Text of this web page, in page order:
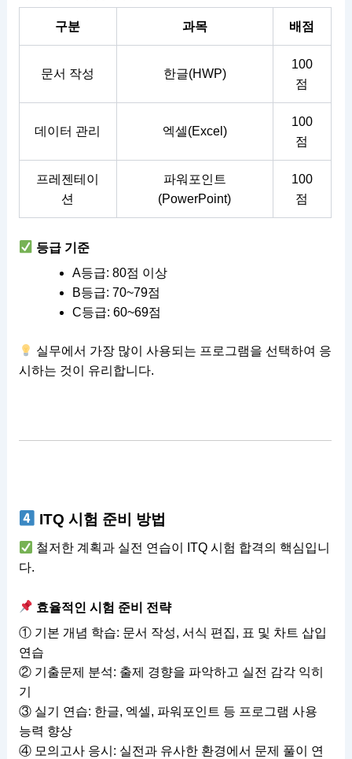
구분 과목 배점
문서 작성 한글(HWP)
100
점
데이터 관리 엑셀(Excel)
100
점
프레젠테이
션
파워포인트
(PowerPoint)
100
점
등급 기준
A등급: 80점 이상
B등급: 70~79점
C등급: 60~69점
실무에서 가장 많이 사용되는 프로그램을 선택하여 응
시하는 것이 유리합니다.
ITQ 시험 준비 방법
철저한 계획과 실전 연습이 ITQ 시험 합격의 핵심입니
다.
효율적인 시험 준비 전략
① 기본 개념 학습: 문서 작성, 서식 편집, 표 및 차트 삽입
연습
② 기출문제 분석: 출제 경향을 파악하고 실전 감각 익히
기
③ 실기 연습: 한글, 엑셀, 파워포인트 등 프로그램 사용
능력 향상
④ 모의고사 응시: 실전과 유사한 환경에서 문제 풀이 연